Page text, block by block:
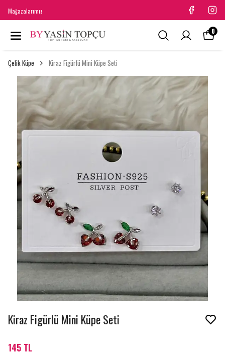
Mağazalarımız
0
Çelik Küpe Kiraz Figürlü Mini Küpe Seti
Kiraz Figürlü Mini Küpe Seti
145 TL